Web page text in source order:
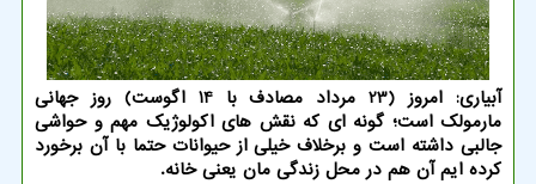
آبیاری: امروز (23 مرداد مصادف با 14 اگوست) روز جهانی
مارمولک است؛ گونه ای که نقش های اکولوژیک مهم و حواشی
جالبی داشته است و برخلاف خیلی از حیوانات حتما با آن برخورد
کرده ایم آن هم در محل زندگی مان یعنی خانه.